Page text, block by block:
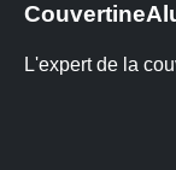
L'expert de la